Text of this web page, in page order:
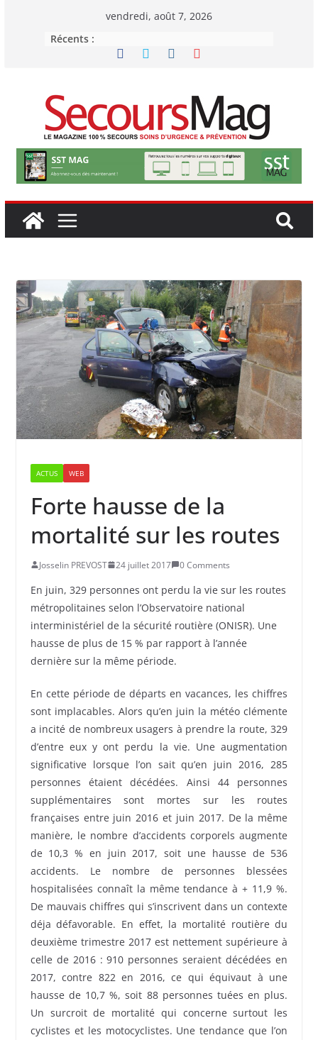
vendredi, août 7, 2026
Récents :
ACTUS WEB
Forte hausse de la
mortalité sur les routes
Josselin PREVOST 24 juillet 2017 0 Comments
En juin, 329 personnes ont perdu la vie sur les routes
métropolitaines selon l’Observatoire national
interministériel de la sécurité routière (ONISR). Une
hausse de plus de 15 % par rapport à l’année
dernière sur la même période.
En cette période de départs en vacances, les chiffres
sont implacables. Alors qu’en juin la météo clémente
a incité de nombreux usagers à prendre la route, 329
d’entre eux y ont perdu la vie. Une augmentation
significative lorsque l’on sait qu’en juin 2016, 285
personnes étaient décédées. Ainsi 44 personnes
supplémentaires sont mortes sur les routes
françaises entre juin 2016 et juin 2017. De la même
manière, le nombre d’accidents corporels augmente
de 10,3 % en juin 2017, soit une hausse de 536
accidents. Le nombre de personnes blessées
hospitalisées connaît la même tendance à + 11,9 %.
De mauvais chiffres qui s’inscrivent dans un contexte
déja défavorable. En effet, la mortalité routière du
deuxième trimestre 2017 est nettement supérieure à
celle de 2016 : 910 personnes seraient décédées en
2017, contre 822 en 2016, ce qui équivaut à une
hausse de 10,7 %, soit 88 personnes tuées en plus.
Un surcroit de mortalité qui concerne surtout les
cyclistes et les motocyclistes. Une tendance que l’on